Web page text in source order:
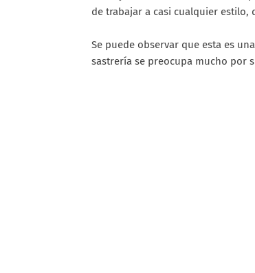
de trabajar a casi cualquier estilo,
Se puede observar que esta es
sastrería se ​​preocupa mucho por